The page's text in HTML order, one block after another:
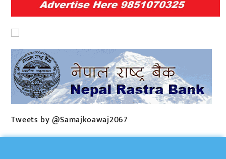
Tweets by @Samajkoawaj2067